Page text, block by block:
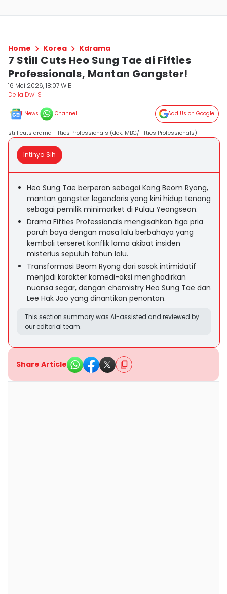
Home Korea Kdrama
7 Still Cuts Heo Sung Tae di Fifties
Professionals, Mantan Gangster!
16 Mei 2026, 18:07 WIB
Della Dwi S
News Channel Add Us on Google
still cuts drama Fifties Professionals (dok. MBC/Fifties Professionals)
Intinya Sih
Heo Sung Tae berperan sebagai Kang Beom Ryong,
mantan gangster legendaris yang kini hidup tenang
sebagai pemilik minimarket di Pulau Yeongseon.
Drama Fifties Professionals mengisahkan tiga pria
paruh baya dengan masa lalu berbahaya yang
kembali terseret konflik lama akibat insiden
misterius sepuluh tahun lalu.
Transformasi Beom Ryong dari sosok intimidatif
menjadi karakter komedi-aksi menghadirkan
nuansa segar, dengan chemistry Heo Sung Tae dan
Lee Hak Joo yang dinantikan penonton.
This section summary was AI-assisted and reviewed by
our editorial team.
Share Article